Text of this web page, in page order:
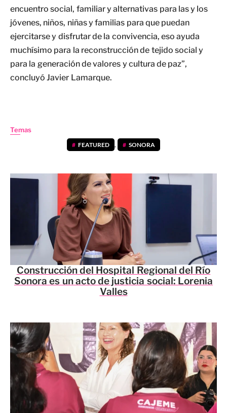
encuentro social, familiar y alternativas para las y los
jóvenes, niños, niñas y familias para que puedan
ejercitarse y disfrutar de la convivencia, eso ayuda
muchísimo para la reconstrucción de tejido social y
para la generación de valores y cultura de paz”,
concluyó Javier Lamarque.
Temas
FEATURED , SONORA
Construcción del Hospital Regional del Río
Sonora es un acto de justicia social: Lorenia
Valles